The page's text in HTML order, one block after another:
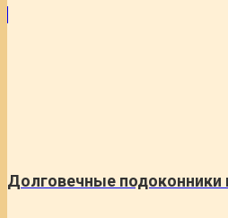
Долговечные подоконники